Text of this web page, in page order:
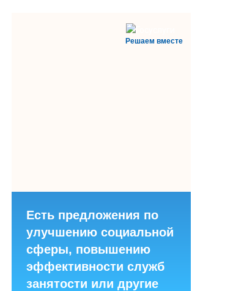
Решаем вместе
Есть предложения по
улучшению социальной
сферы, повышению
эффективности служб
занятости или другие